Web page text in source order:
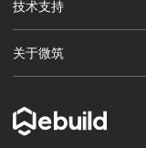
技术支持
关于微筑